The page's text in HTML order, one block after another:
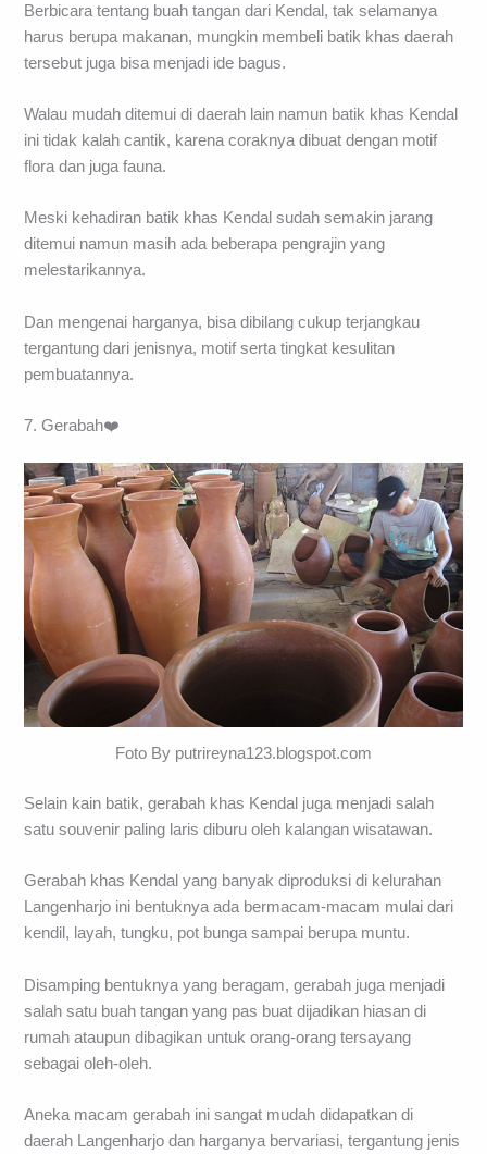
Berbicara tentang buah tangan dari Kendal, tak selamanya
harus berupa makanan, mungkin membeli batik khas daerah
tersebut juga bisa menjadi ide bagus.
Walau mudah ditemui di daerah lain namun batik khas Kendal
ini tidak kalah cantik, karena coraknya dibuat dengan motif
flora dan juga fauna.
Meski kehadiran batik khas Kendal sudah semakin jarang
ditemui namun masih ada beberapa pengrajin yang
melestarikannya.
Dan mengenai harganya, bisa dibilang cukup terjangkau
tergantung dari jenisnya, motif serta tingkat kesulitan
pembuatannya.
7. Gerabah❤️
Foto By putrireyna123.blogspot.com
Selain kain batik, gerabah khas Kendal juga menjadi salah
satu souvenir paling laris diburu oleh kalangan wisatawan.
Gerabah khas Kendal yang banyak diproduksi di kelurahan
Langenharjo ini bentuknya ada bermacam-macam mulai dari
kendil, layah, tungku, pot bunga sampai berupa muntu.
Disamping bentuknya yang beragam, gerabah juga menjadi
salah satu buah tangan yang pas buat dijadikan hiasan di
rumah ataupun dibagikan untuk orang-orang tersayang
sebagai oleh-oleh.
Aneka macam gerabah ini sangat mudah didapatkan di
daerah Langenharjo dan harganya bervariasi, tergantung jenis